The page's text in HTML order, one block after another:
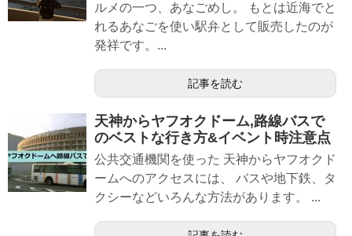
ルメの一つ、あなごめし。 もとは近海でと
れるあなごを使い駅弁として販売したのが
発祥です。...
記事を読む
天神からヤフオクドーム,路線バスで
のベストな行き方&イベント時注意点
公共交通機関を使った 天神からヤフオクド
ームへのアクセスには、 バスや地下鉄、タ
クシーなどいろんな方法があります。 ...